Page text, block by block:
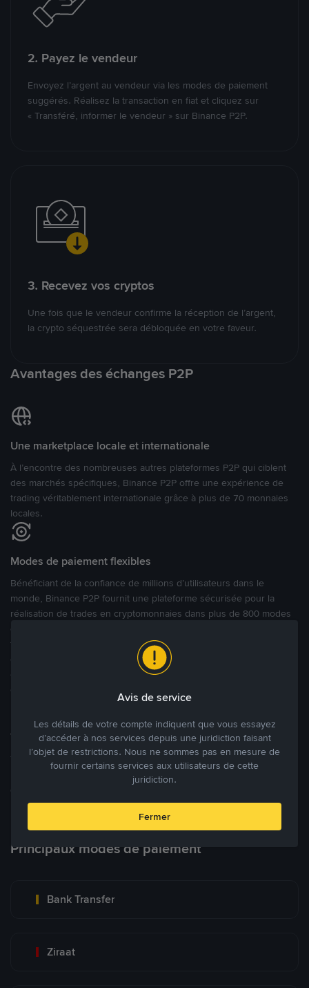
2. Payez le vendeur
Envoyez l’argent au vendeur via les modes de paiement
suggérés. Réalisez la transaction en fiat et cliquez sur
« Transféré, informer le vendeur » sur Binance P2P.
3. Recevez vos cryptos
Une fois que le vendeur confirme la réception de l’argent,
la crypto séquestrée sera débloquée en votre faveur.
Avantages des échanges P2P
Une marketplace locale et internationale
À l’encontre des nombreuses autres plateformes P2P qui ciblent
des marchés spécifiques, Binance P2P offre une expérience de
trading véritablement internationale grâce à plus de 70 monnaies
locales.
Modes de paiement flexibles
Bénéficiant de la confiance de millions d’utilisateurs dans le
monde, Binance P2P fournit une plateforme sécurisée pour la
réalisation de trades en cryptomonnaies dans plus de 800 modes
facilement acheter, vendre et trader des cryptomonnaies
directement avec d’autres utilisateurs, tout en définissant leurs prix
et leurs modes de paiement préférés sur une Marketplace de
Tradez à des prix avantageux pour vous
Tradez des cryptos en étant libres d’acheter et de vendre à votre
prix. Achetez ou vendez à partir des offres existantes, ou créez
Blog P2P Voir plus
Principaux modes de paiement
Bank Transfer
Ziraat
Avis de service
Les détails de votre compte indiquent que vous essayez
d’accéder à nos services depuis une juridiction faisant
l’objet de restrictions. Nous ne sommes pas en mesure de
fournir certains services aux utilisateurs de cette
juridiction.
Fermer